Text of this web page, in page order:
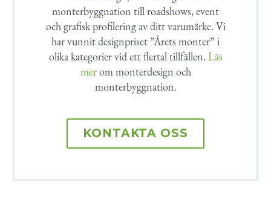
monterbyggnation till roadshows, event
och grafisk profilering av ditt varumärke. Vi
har vunnit designpriset ”Årets monter” i
olika kategorier vid ett flertal tillfällen. Läs
merom monterdesign och
monterbyggnation.
KONTAKTA OSS